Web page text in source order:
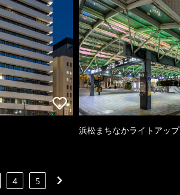
浜松まちなかライトアップ
4 5